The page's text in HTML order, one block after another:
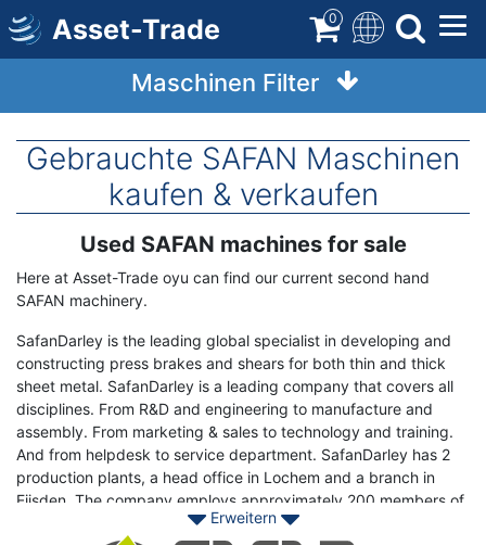
Direkt
zum
Inhalt
Asset-Trade 0
Maschinen Filter
Gebrauchte SAFAN Maschinen
kaufen & verkaufen
Used SAFAN machines for sale
Here at Asset-Trade oyu can find our current second hand
SAFAN machinery.
SafanDarley is the leading global specialist in developing and
constructing press brakes and shears for both thin and thick
sheet metal. SafanDarley is a leading company that covers all
disciplines. From R&D and engineering to manufacture and
assembly. From marketing & sales to technology and training.
And from helpdesk to service department. SafanDarley has 2
production plants, a head office in Lochem and a branch in
Eijsden. The company employs approximately 200 members of
Erweitern